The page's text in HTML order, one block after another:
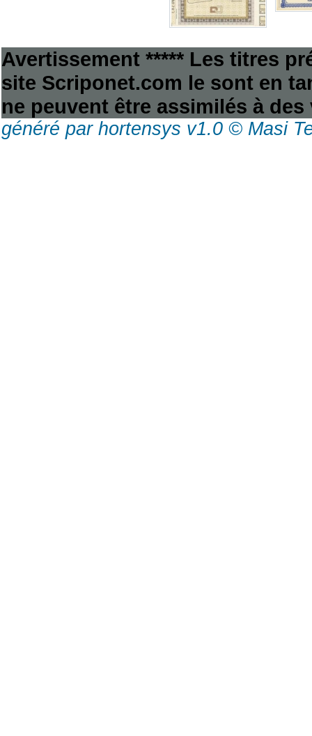
Avertissement ***** Les titres
site Scriponet.com le sont en
ne peuvent être assimilés à
généré par hortensys v1.0 © Masi